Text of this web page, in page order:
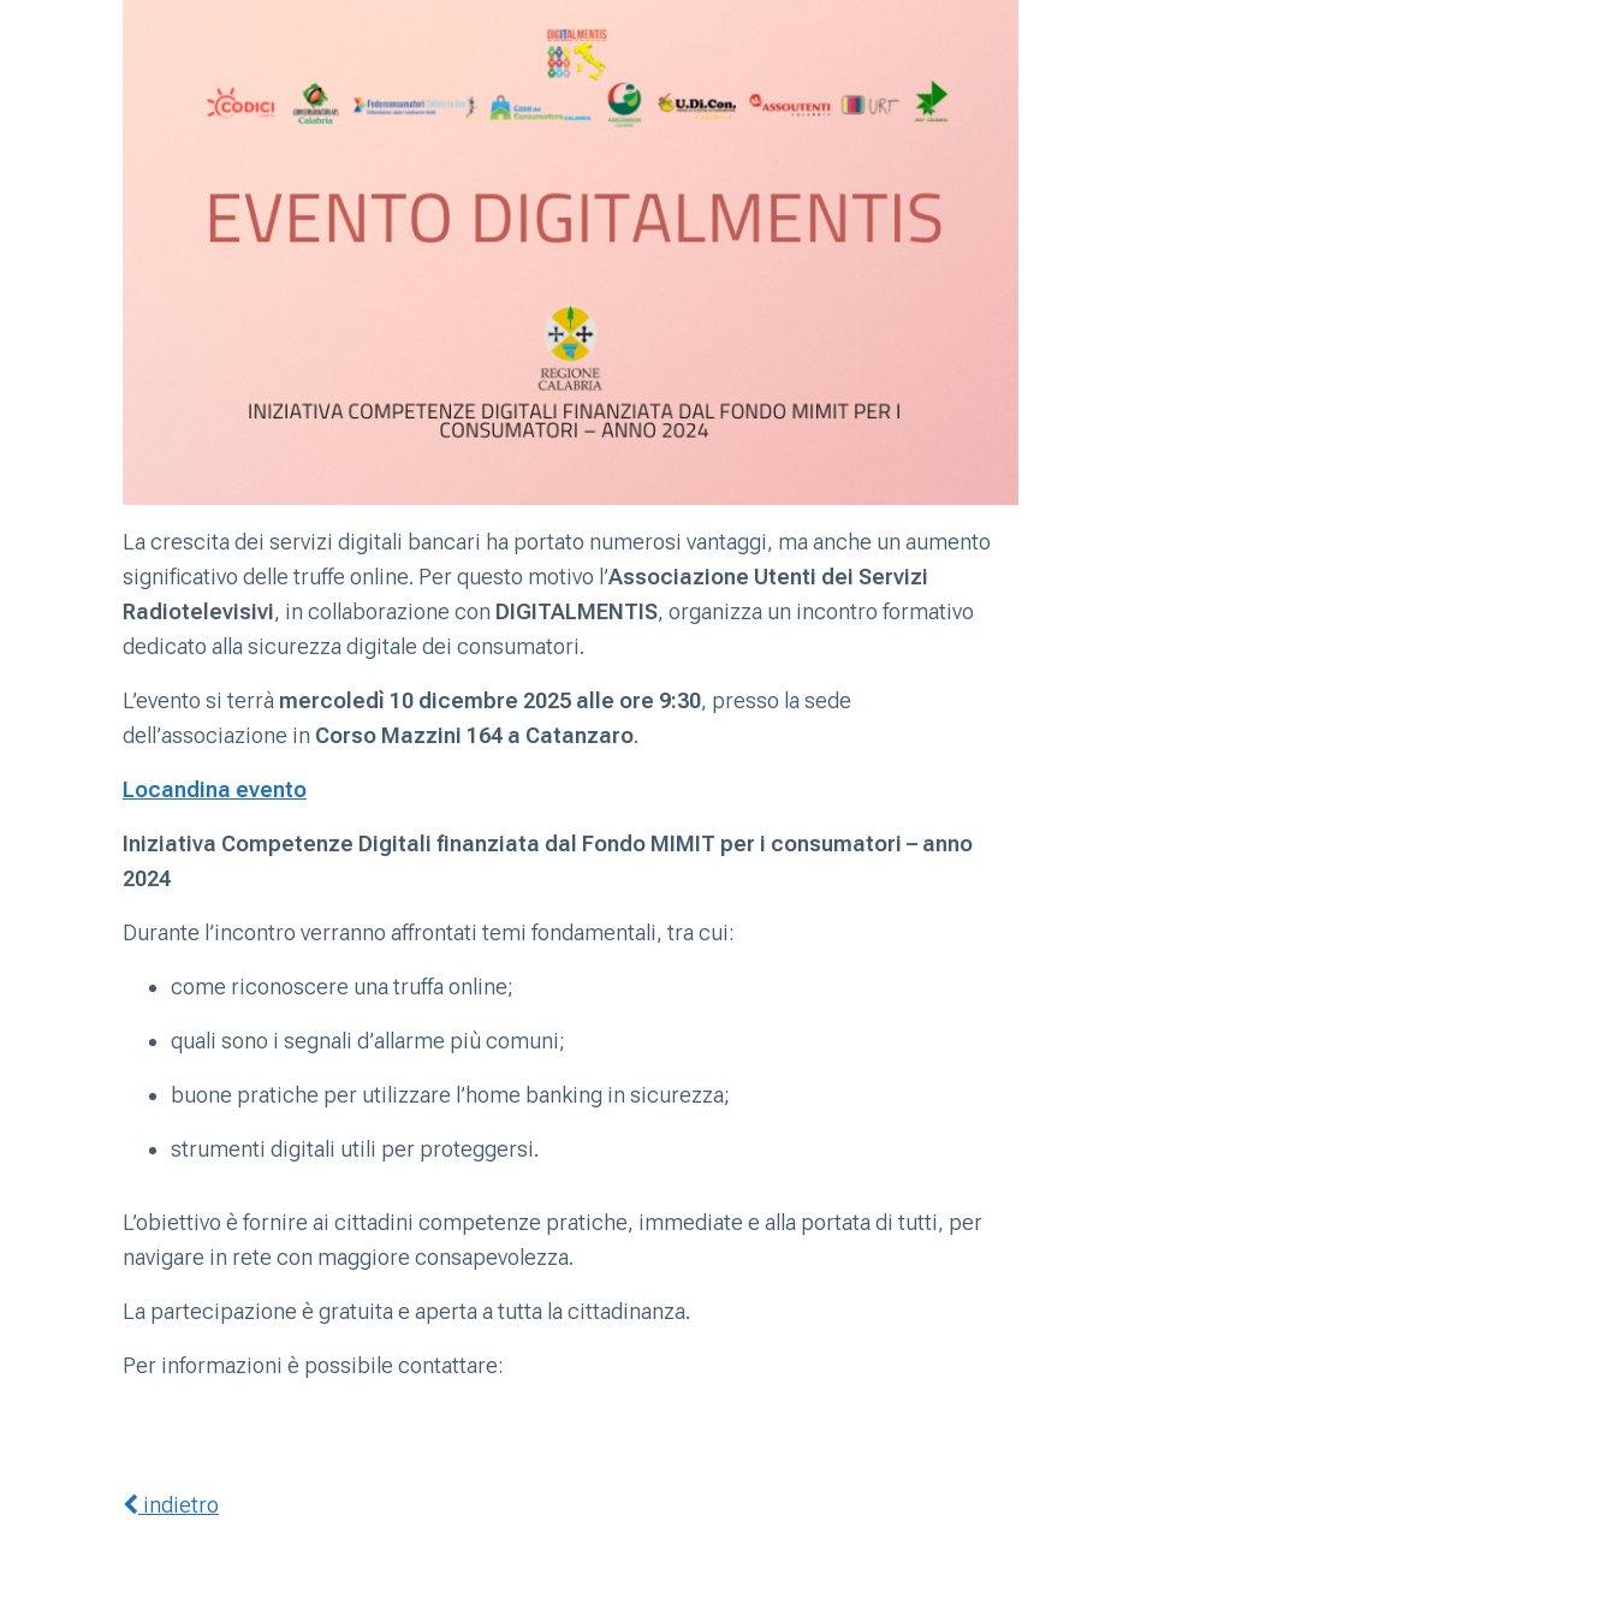
La crescita dei servizi digitali bancari ha portato numerosi vantaggi, ma anche un aumento
significativo delle truffe online. Per questo motivo l’Associazione Utenti dei Servizi
Radiotelevisivi, in collaborazione con DIGITALMENTIS, organizza un incontro formativo
dedicato alla sicurezza digitale dei consumatori.
L’evento si terrà mercoledì 10 dicembre 2025 alle ore 9:30, presso la sede
dell’associazione in Corso Mazzini 164 a Catanzaro.
Locandina evento
Iniziativa Competenze Digitali finanziata dal Fondo MIMIT per i consumatori – anno
2024
Durante l’incontro verranno affrontati temi fondamentali, tra cui:
come riconoscere una truffa online;
quali sono i segnali d’allarme più comuni;
buone pratiche per utilizzare l’home banking in sicurezza;
strumenti digitali utili per proteggersi.
L’obiettivo è fornire ai cittadini competenze pratiche, immediate e alla portata di tutti, per
navigare in rete con maggiore consapevolezza.
La partecipazione è gratuita e aperta a tutta la cittadinanza.
Per informazioni è possibile contattare:
indietro